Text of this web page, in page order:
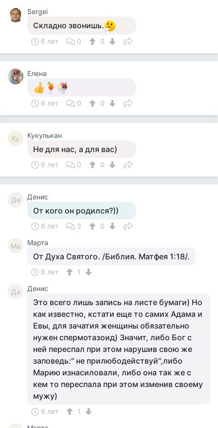
Sergei
Складно звонишь.
6 лет 0 0
Елена
6 лет 0 0
Ку Кукулькан
Не для нас, а для вас)
6 лет 0 0
Де Денис
От кого он родился?))
6 лет 3 0
Ма Марта
От Духа Святого. /Библия. Матфея 1:18/.
6 лет 1
Де Денис
Это всего лишь запись на листе бумаги) Но
как известно, кстати еще то самих Адама и
Евы, для зачатия женщины обязательно
нужен спермотазоид) Значит, либо Бог с
ней переспал при этом нарушив свою же
заповедь:" не прилюбодействуй",либо
Марию изнасиловали, либо она так же с
кем то переспала при этом изменив своему
мужу)
6 лет 1